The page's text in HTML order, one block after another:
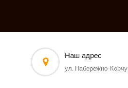
Наш адрес
ул. Набережно-